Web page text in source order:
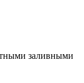
заливными